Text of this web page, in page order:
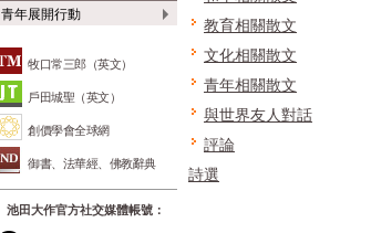
青年展開行動
牧口常三郎（英文）
戶田城聖（英文）
創價學會全球網
御書、法華經、佛教辭典
池田大作官方社交媒體帳號：
教育相關散文
文化相關散文
青年相關散文
與世界友人對話
評論
詩選